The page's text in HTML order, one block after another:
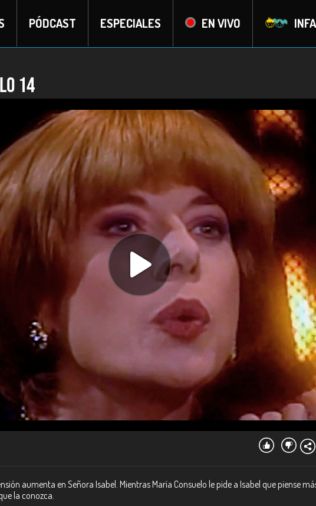
PÓDCAST ESPECIALES EN VIVO
14
aumenta en Señora Isabel. Mientras María Consuelo le pide a Isabel que piense
la conozca.